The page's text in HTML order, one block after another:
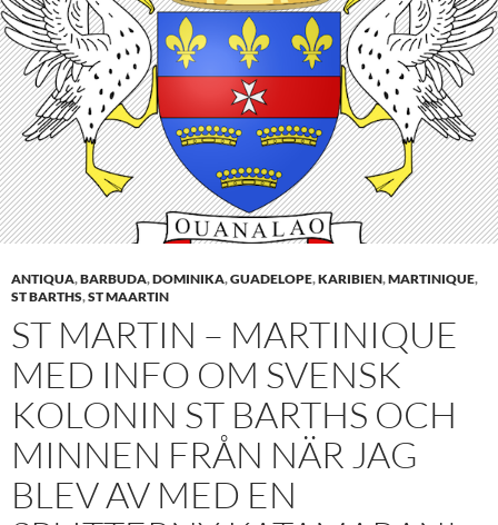
ANTIQUA,BARBUDA,DOMINIKA,GUADELOPE,KARIBIEN,MARTINIQUE,
ST BARTHS,ST MAARTIN
ST MARTIN – MARTINIQUE
MED INFO OM SVENSK
KOLONIN ST BARTHS OCH
MINNEN FRÅN NÄR JAG
BLEV AV MED EN